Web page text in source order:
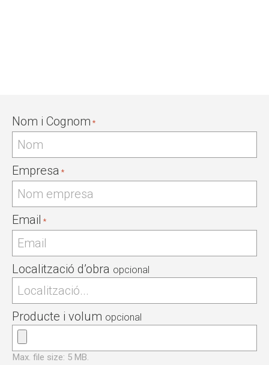
Nom i Cognom *
Empresa *
Email *
Localització d’obra
Producte i volum
Max. file size: 5 MB.